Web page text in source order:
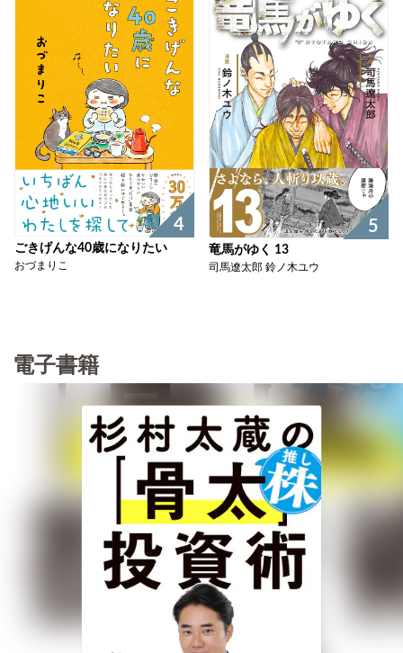
4
ごきげんな40歳になりたい
おづまりこ
5
竜馬がゆく 13
司馬遼太郎 鈴ノ木ユウ
電子書籍